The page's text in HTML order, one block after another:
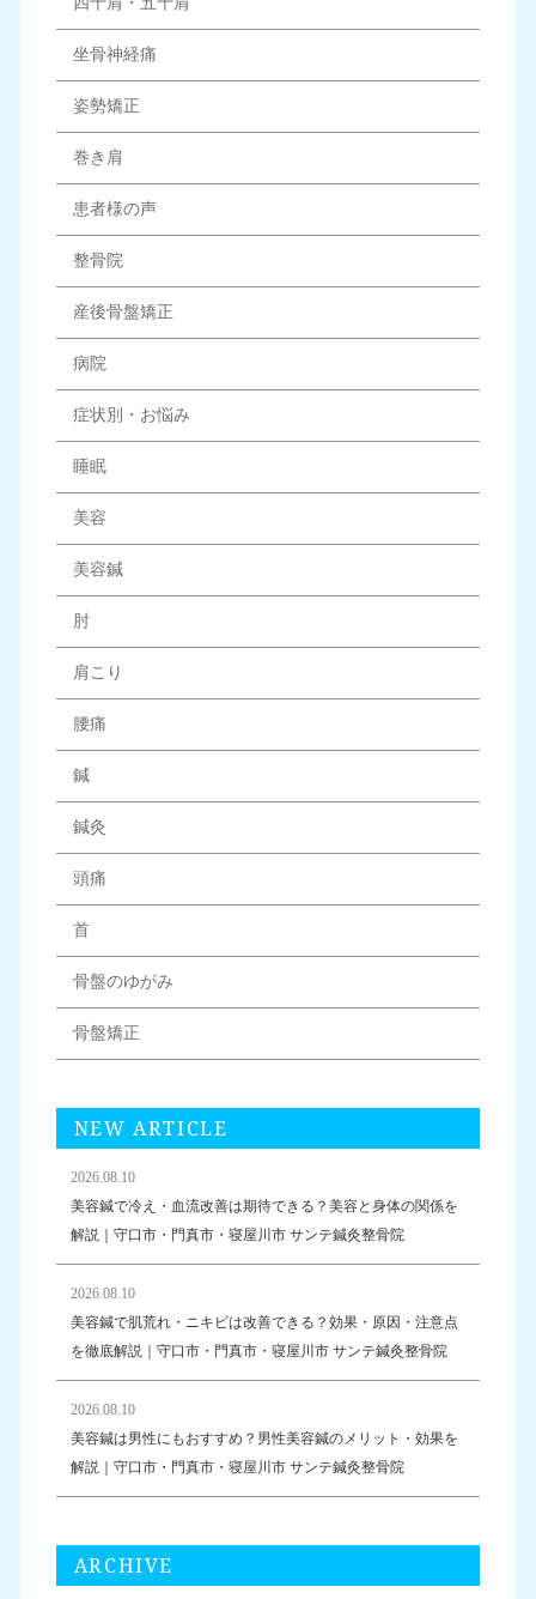
坐骨神経痛
姿勢矯正
巻き肩
患者様の声
整骨院
産後骨盤矯正
病院
症状別・お悩み
睡眠
美容
美容鍼
肘
肩こり
腰痛
鍼
鍼灸
頭痛
首
骨盤のゆがみ
骨盤矯正
NEW ARTICLE
2026.08.10
美容鍼で冷え・血流改善は期待できる？美容と身体の関係を
解説｜守口市・門真市・寝屋川市 サンテ鍼灸整骨院
2026.08.10
美容鍼で肌荒れ・ニキビは改善できる？効果・原因・注意点
を徹底解説｜守口市・門真市・寝屋川市 サンテ鍼灸整骨院
2026.08.10
美容鍼は男性にもおすすめ？男性美容鍼のメリット・効果を
解説｜守口市・門真市・寝屋川市 サンテ鍼灸整骨院
ARCHIVE